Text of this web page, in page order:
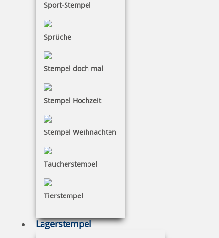
Sport-Stempel
Sprüche
Stempel doch mal
Stempel Hochzeit
Stempel Weihnachten
Taucherstempel
Tierstempel
Lagerstempel